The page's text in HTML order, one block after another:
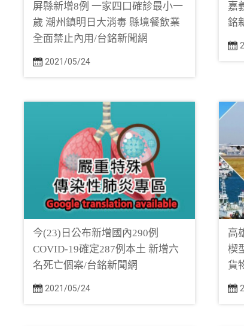
屏縣新增8例 一家四口確診最小一
歲 潮州鎮明日大消毒 縣境餐飲業
全面禁止內用/台銘新聞網
2021/05/24
嘉
銘
今(23)日公布新增國內290例
COVID-19確定287例本土 新增六
名死亡個案/台銘新聞網
2021/05/24
高
楔
貨